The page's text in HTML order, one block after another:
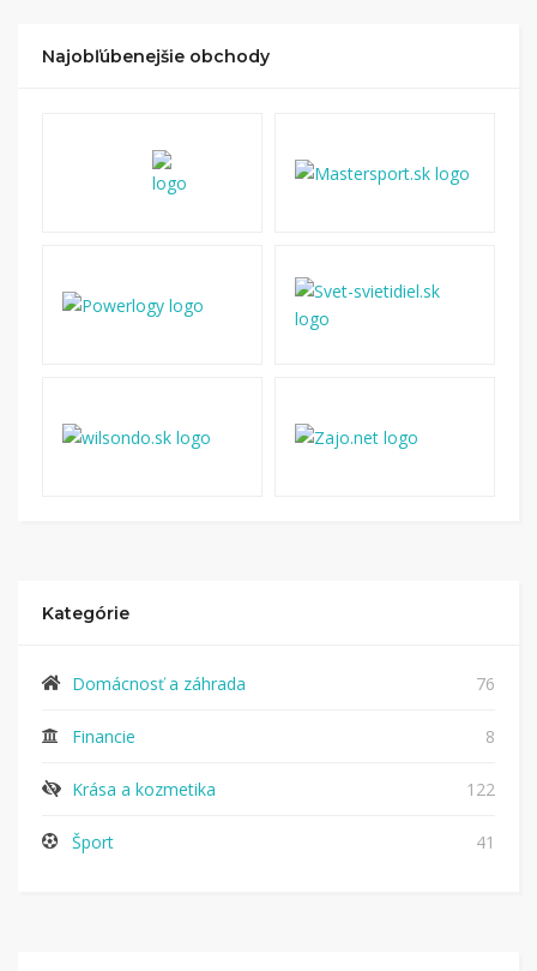
Najobľúbenejšie obchody
Kategórie
Domácnosť a záhrada 76
Financie 8
Krása a kozmetika 122
Šport 41